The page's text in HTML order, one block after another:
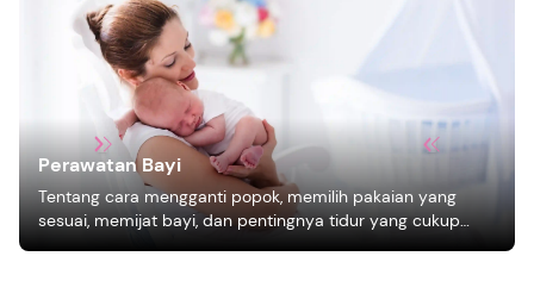
Perawatan Bayi
Tentang cara mengganti popok, memilih pakaian yang
sesuai, memijat bayi, dan pentingnya tidur yang cukup
bagi pertumbuhan bayi.